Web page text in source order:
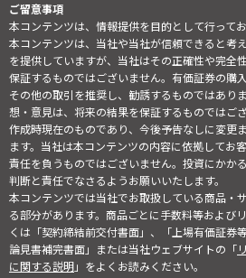
ご留意事項
本コンテンツは、情報提供を目的として行ってお
本コンテンツは、当社や当社が信頼できると考
を提供していますが、当社はその正確性や完全
保証するものではございません。有価証券の購
その他の取引を推奨し、勧誘するものではあり
想・意見は、将来の結果を保証するものではご
作成時現在のものであり、今後予告なしに変更
ます。当社は本コンテンツの内容に依拠してお
責任を負うものではございません。投資にかか
判断と責任でなさるようお願いいたします。
本コンテンツでは当社でお取扱している商品・
る部分があります。商品ごとに手数料等および
くは「契約締結前交付書面」、「上場有価証券
論見書補完書面」または当社ウェブサイトの「
に関する説明」をよくお読みください。